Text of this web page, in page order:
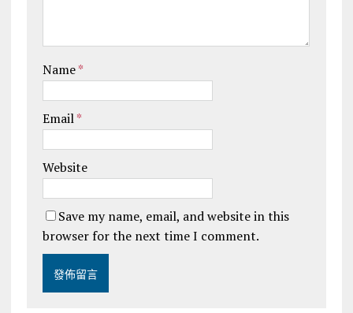
Name*
Email*
Website
Save my name, email, and website in this
browser for the next time I comment.